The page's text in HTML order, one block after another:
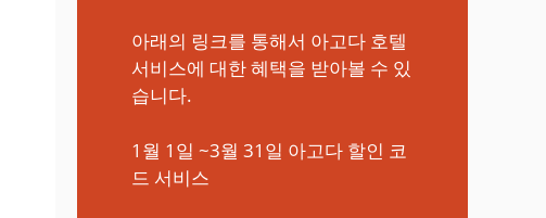
아래의 링크를 통해서 아고다 호텔
서비스에 대한 혜택을 받아볼 수 있
습니다.
1월 1일 ~3월 31일 아고다 할인 코
드 서비스